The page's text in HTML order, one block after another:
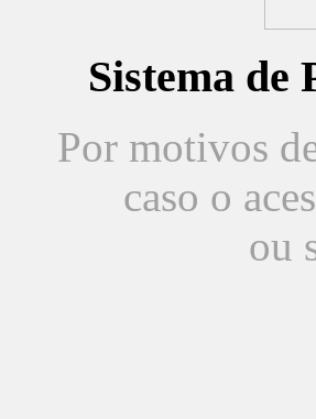
Sistema de
Por motivos
caso o
ou